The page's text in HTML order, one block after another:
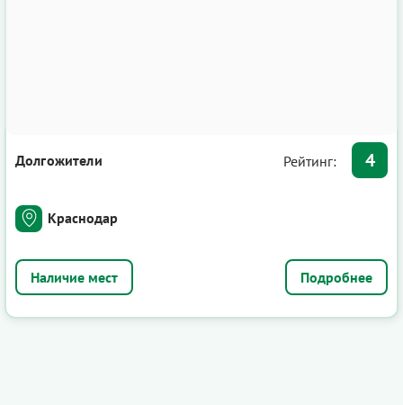
Долгожители Рейтинг: 4
Краснодар
Подробнее